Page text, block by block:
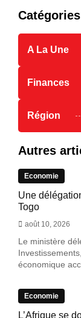
Catégories
A La Une
Finances
Région
Autres
Economie
Une
Togo
août 10, 2026
Le ministère
économique
Economie
L’Afrique se